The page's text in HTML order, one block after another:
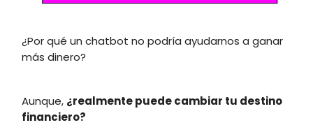
¿Por qué un chatbot no podría ayudarnos a ganar
más dinero?
Aunque, ¿realmente puede cambiar tu destino
financiero?